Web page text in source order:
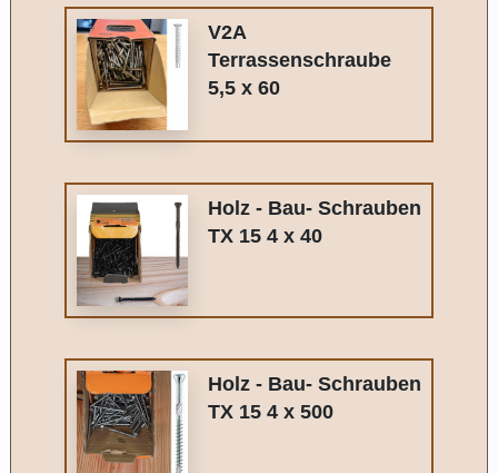
V2A
Terrassenschraube
5,5 x 60
Holz - Bau- Schrauben
TX 15 4 x 40
Holz - Bau- Schrauben
TX 15 4 x 500